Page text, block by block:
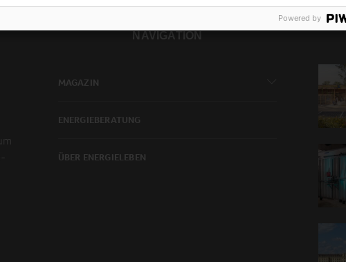
NAVIGATION
MAGAZIN
ENERGIEBERATUNG
ÜBER ENERGIELEBEN
Powered by